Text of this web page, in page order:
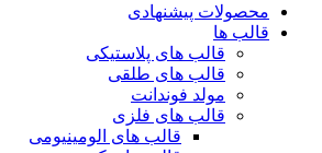
محصولات پیشنهادی
قالب ها
قالب های پلاستیکی
قالب های طلقی
مولد فوندانت
قالب های فلزی
قالب های الومینیومی